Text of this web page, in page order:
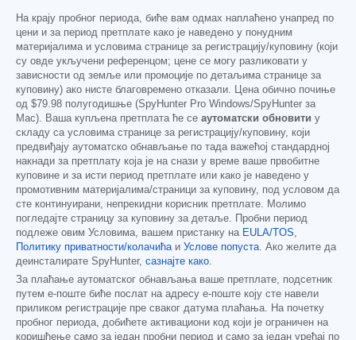
На крају пробног периода, биће вам одмах наплаћено унапред по
цени и за период претплате како је наведено у понудним
материјалима и условима странице за регистрацију/куповину (који
су овде укључени референцом; цене се могу разликовати у
зависности од земље или промоције по детаљима странице за
куповину) ако нисте благовремено отказали. Цена обично почиње
од $79.98 полугодишње (SpyHunter Pro Windows/SpyHunter за
Mac). Ваша купљена претплата ће се аутоматски обновити у
складу са условима странице за регистрацију/куповину, који
предвиђају аутоматско обнављање по тада важећој стандардној
накнади за претплату која је на снази у време ваше првобитне
куповине и за исти период претплате или како је наведено у
промотивним материјалима/страници за куповину, под условом да
сте континуирани, непрекидни корисник претплате. Молимо
погледајте страницу за куповину за детаље. Пробни период
подлеже овим Условима, вашем пристанку на EULA/TOS,
Политику приватности/колачићаи Услове попуста. Ако желите да
деинсталирате SpyHunter, сазнајте како.
За плаћање аутоматског обнављања ваше претплате, подсетник
путем е-поште биће послат на адресу е-поште коју сте навели
приликом регистрације пре сваког датума плаћања. На почетку
пробног периода, добићете активациони код који је ограничен на
коришћење само за један пробни период и само за један уређај по